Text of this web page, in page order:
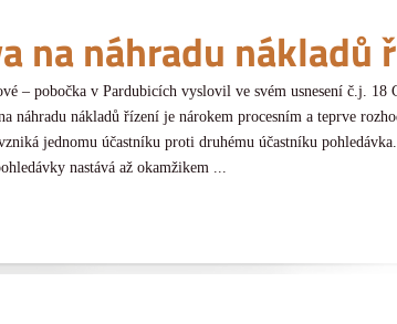
na náhradu nákladů
– pobočka v Pardubicích vyslovil ve svém usnesení č.j. 18
náhradu nákladů řízení je nárokem procesním a teprve
jednomu účastníku proti druhému účastníku
nastává až okamžikem ...